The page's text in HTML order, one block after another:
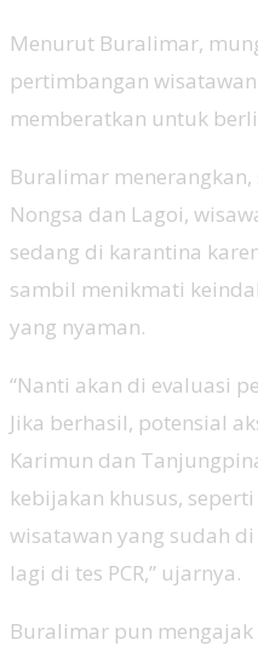
Menurut Buralimar,
pertimbangan
memberatkan untuk
Buralimar
Nongsa dan Lagoi,
sedang di karantina
sambil menikmati
yang nyaman.
“Nanti akan di evaluasi
Jika berhasil, potensial
Karimun dan
kebijakan khusus,
wisatawan yang sudah
lagi di tes PCR,” ujarnya.
Buralimar pun